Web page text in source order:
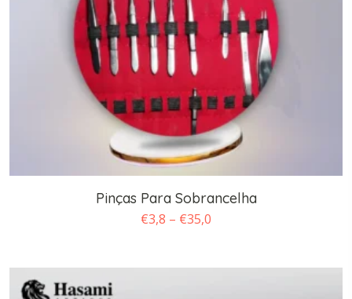
Pinças Para Sobrancelha
€3,8 – €35,0